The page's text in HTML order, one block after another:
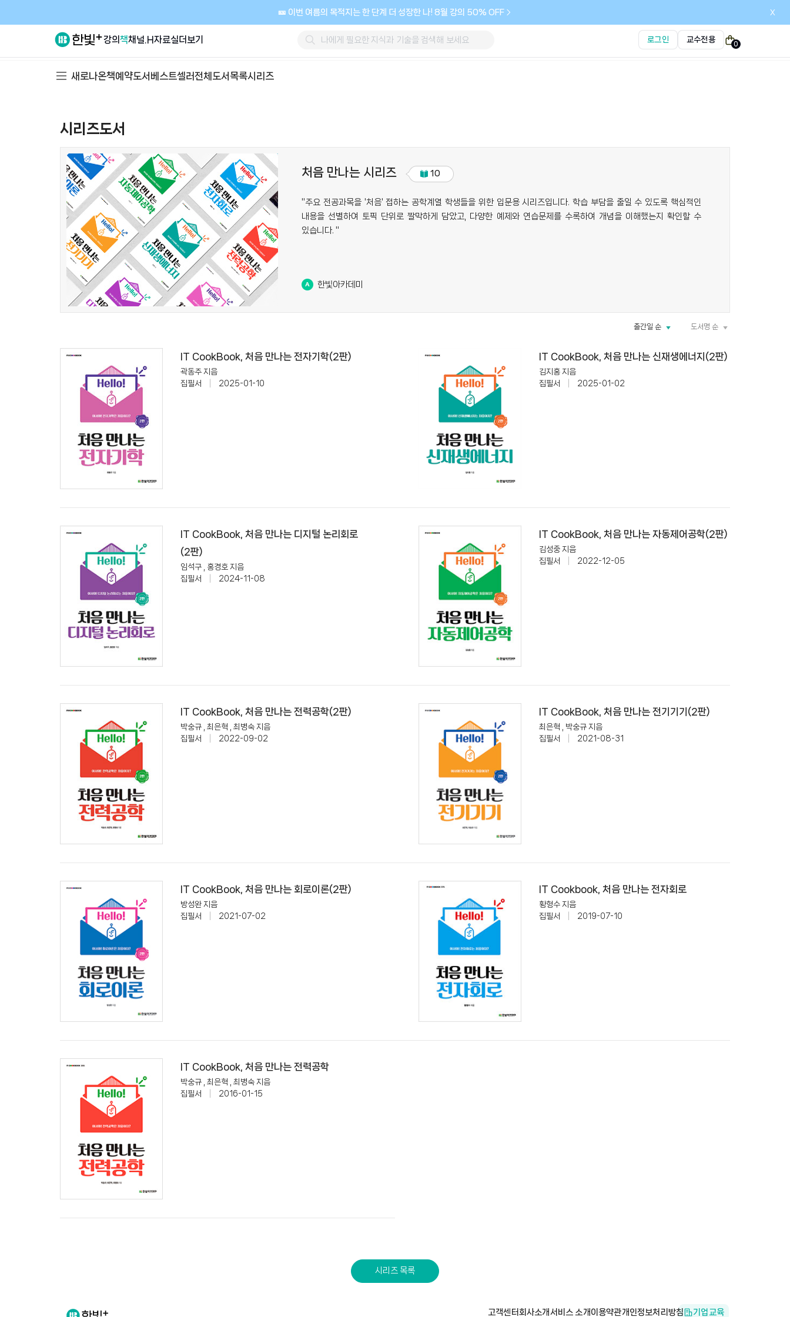
🎫 이번 여름의 목적지는 한 단계 더 성장한 나! 8월 강의 50% OFF x
강의책채널.H자료실더보기 로그인 교수전용
0
새로나온책예약도서 베스트셀러전체도서목록시리즈
시리즈도서
처음 만나는 시리즈 10
"주요 전공과목을 '처음' 접하는 공학계열 학생들을 위한 입문용 시리즈입니다. 학습 부담을 줄일 수 있도록 핵심적인
내용을 선별하여 토픽 단위로 짤막하게 담았고, 다양한 예제와 연습문제를 수록하여 개념을 이해했는지 확인할 수
있습니다. "
한빛아카데미
도서명 순
출간일 순
IT CookBook, 처음 만나는 전자기학(2판)
곽동주 지음
집필서
2025-01-10
IT CookBook, 처음 만나는 신재생에너지(2판)
김지홍 지음
집필서
2025-01-02
IT CookBook, 처음 만나는 디지털 논리회로
(2판)
임석구 , 홍경호 지음
집필서
2024-11-08
IT CookBook, 처음 만나는 자동제어공학(2판)
김성중 지음
집필서
2022-12-05
IT CookBook, 처음 만나는 전력공학(2판)
박숭규 , 최은혁 , 최병숙 지음
집필서
2022-09-02
IT CookBook, 처음 만나는 전기기기(2판)
최은혁 , 박숭규 지음
집필서
2021-08-31
IT CookBook, 처음 만나는 회로이론(2판)
방성완 지음
집필서
2021-07-02
IT Cookbook, 처음 만나는 전자회로
황형수 지음
집필서
2019-07-10
IT CookBook, 처음 만나는 전력공학
박숭규 , 최은혁 , 최병숙 지음
집필서
2016-01-15
시리즈 목록
고객센터회사소개서비스 소개이용약관개인정보처리방침 기업교육